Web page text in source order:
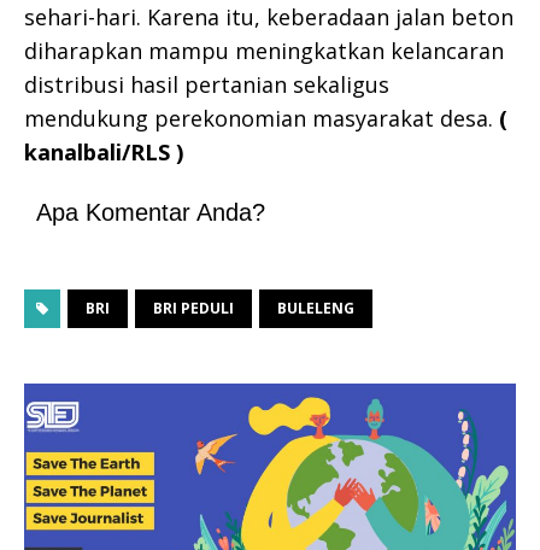
sehari-hari. Karena itu, keberadaan jalan beton
diharapkan mampu meningkatkan kelancaran
distribusi hasil pertanian sekaligus
mendukung perekonomian masyarakat desa. (
kanalbali/RLS )
Apa Komentar Anda?
BRI BRI PEDULI BULELENG